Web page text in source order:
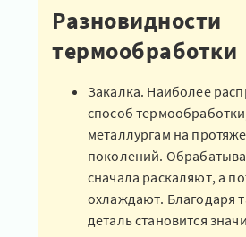
Разновидности
термообработки
Закалка. Наиболее
способ
металлургам на
поколений.
сначала раскаляют, а
охлаждают. Благодаря
деталь становится